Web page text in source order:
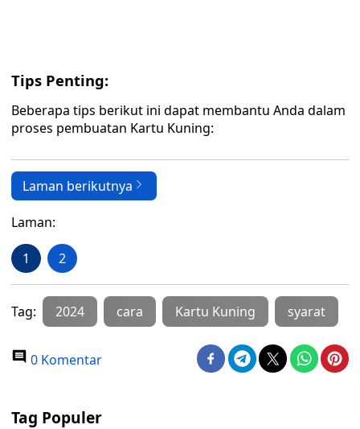
Tips Penting:
Beberapa tips berikut ini dapat membantu Anda dalam
proses pembuatan Kartu Kuning:
Laman berikutnya
Laman:
1 2
Tag: 2024 cara Kartu Kuning syarat
0 Komentar
Tag Populer